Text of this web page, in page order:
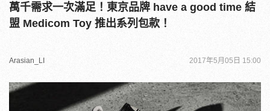
萬千需求一次滿足！東京品牌 have a good time 結
盟 Medicom Toy 推出系列包款！
Arasian_LI 2017年5月05日 15:00